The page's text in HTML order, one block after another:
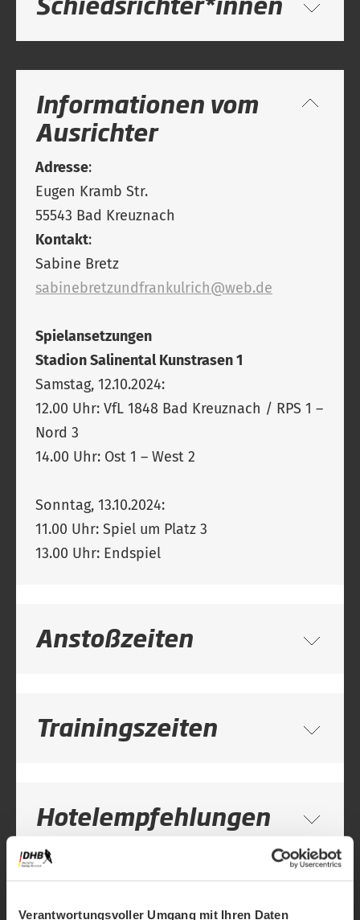
Verantwortungsvoller Umgang mit Ihren Daten
Informationen vom
Ausrichter
Adresse:
Eugen Kramb Str.
55543 Bad Kreuznach
Kontakt:
Sabine Bretz
sabinebretzundfrankulrich@web.de
Spielansetzungen
Stadion Salinental Kunstrasen 1
Samstag, 12.10.2024:
12.00 Uhr: VfL 1848 Bad Kreuznach / RPS 1 –
Nord 3
14.00 Uhr: Ost 1 – West 2
Sonntag, 13.10.2024:
11.00 Uhr: Spiel um Platz 3
13.00 Uhr: Endspiel
Anstoßzeiten
Trainingszeiten
Hotelempfehlungen
Verpflegung